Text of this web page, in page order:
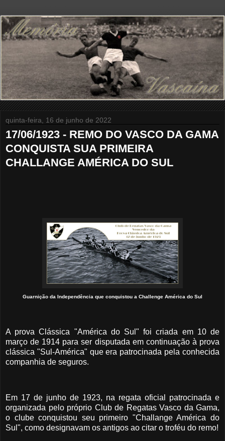
quinta-feira, 16 de junho de 2022
17/06/1923 - REMO DO VASCO DA GAMA
CONQUISTA SUA PRIMEIRA
CHALLANGE AMÉRICA DO SUL
Guarnição da Independência que conquistou a Challenge América do Sul
A prova Clássica "América do Sul" foi criada em 10 de
março de 1914 para ser disputada em continuação à prova
clássica "Sul-América" que era patrocinada pela conhecida
companhia de seguros.
Em 17 de junho de 1923, na regata oficial patrocinada e
organizada pelo próprio Club de Regatas Vasco da Gama,
o clube conquistou seu primeiro "Challange América do
Sul", como designavam os antigos ao citar o troféu do remo!